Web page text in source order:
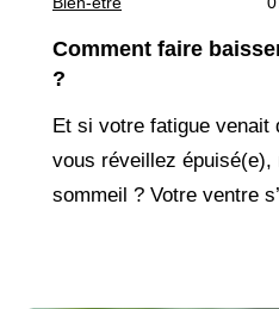
Comment faire
?
Et si votre fatigue venait
vous réveillez épuisé(e),
sommeil ? Votre ventre